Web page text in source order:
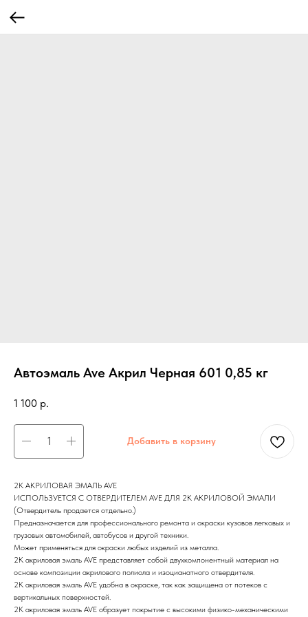
Автоэмаль Ave Акрил Черная 601 0,85 кг
1 100 р.
Добавить в корзину
2К АКРИЛОВАЯ ЭМАЛЬ AVE
ИСПОЛЬЗУЕТСЯ С ОТВЕРДИТЕЛЕМ AVE ДЛЯ 2К АКРИЛОВОЙ ЭМАЛИ
(Отвердитель продается отдельно.)
Предназначается для профессионального ремонта и окраски кузовов легковых и
грузовых автомобилей, автобусов и другой техники.
Может применяться для окраски любых изделий из металла.
2К акриловая эмаль AVE представляет собой двухкомпонентный материал на
основе композиции акрилового полиола и изоцианатного отвердителя.
2К акриловая эмаль AVE удобна в окраске, так как защищена от потеков с
вертикальных поверхностей.
2К акриловая эмаль AVE образует покрытие с высокими физико-механическими